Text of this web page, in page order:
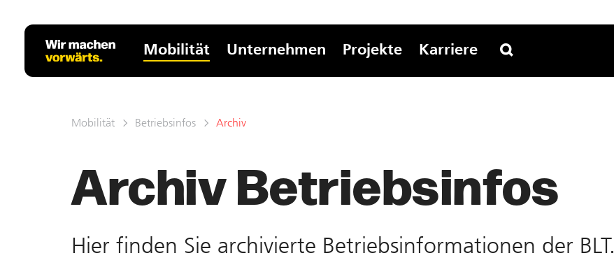
Mobilität Unternehmen Projekte Karriere
Mobilität Betriebsinfos Archiv
Archiv Betriebs­infos
Hier finden Sie ar­chivierte Betriebs­informationen der BLT.